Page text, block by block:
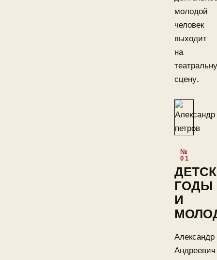
молодой
человек
выходит
на
сцену.
ГОДЫ
И
Александр
Андреевич